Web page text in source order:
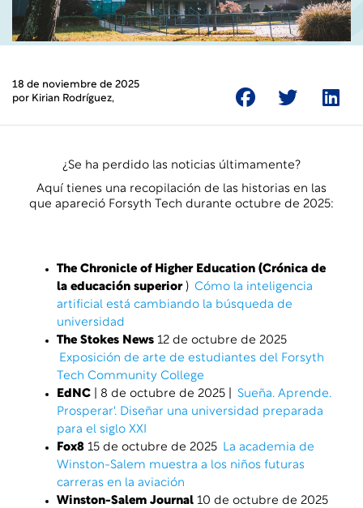
18 de noviembre de 2025
por Kirian Rodríguez,
¿Se ha perdido las noticias últimamente?
Aquí tienes una recopilación de las historias en las
que apareció Forsyth Tech durante octubre de 2025:
The Chronicle of Higher Education (Crónica de
la educación superior) Cómo la inteligencia
artificial está cambiando la búsqueda de
universidad
The Stokes News 12 de octubre de 2025
Exposición de arte de estudiantes del Forsyth
Tech Community College
EdNC | 8 de octubre de 2025 |
Sueña. Aprende.
Prosperar'. Diseñar una universidad preparada
para el siglo XXI
Fox8 15 de octubre de 2025 La academia de
Winston-Salem muestra a los niños futuras
carreras en la aviación
Winston-Salem Journal 10 de octubre de 2025